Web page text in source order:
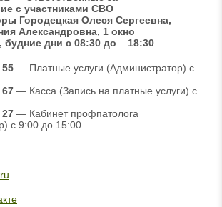
с участниками СВО
Городецкая Олеся Сергеевна,
Александровна, 1 окно
будние дни с 08:30 до 18:30
55 — Платные услуги (Администратор) с
67 — Касса (Запись на платные услуги) с
27 — Кабинет профпатолога
с 9:00 до 15:00